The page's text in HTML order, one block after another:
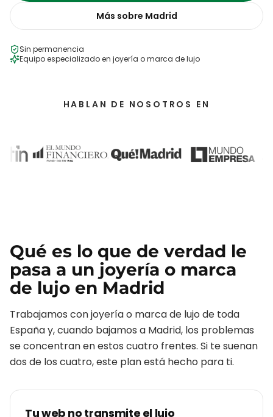
Más sobre Madrid
Sin permanencia
Equipo especializado en joyería o marca de lujo
HABLAN DE NOSOTROS EN
Qué es lo que de verdad le
pasa a un joyería o marca
de lujo en Madrid
Trabajamos conjoyería o marca de lujo de toda
España y, cuando bajamos a Madrid, los problemas
se concentran en estos cuatro frentes. Si te suenan
dos de los cuatro, este plan está hecho para ti.
Tu web no transmite el lujo